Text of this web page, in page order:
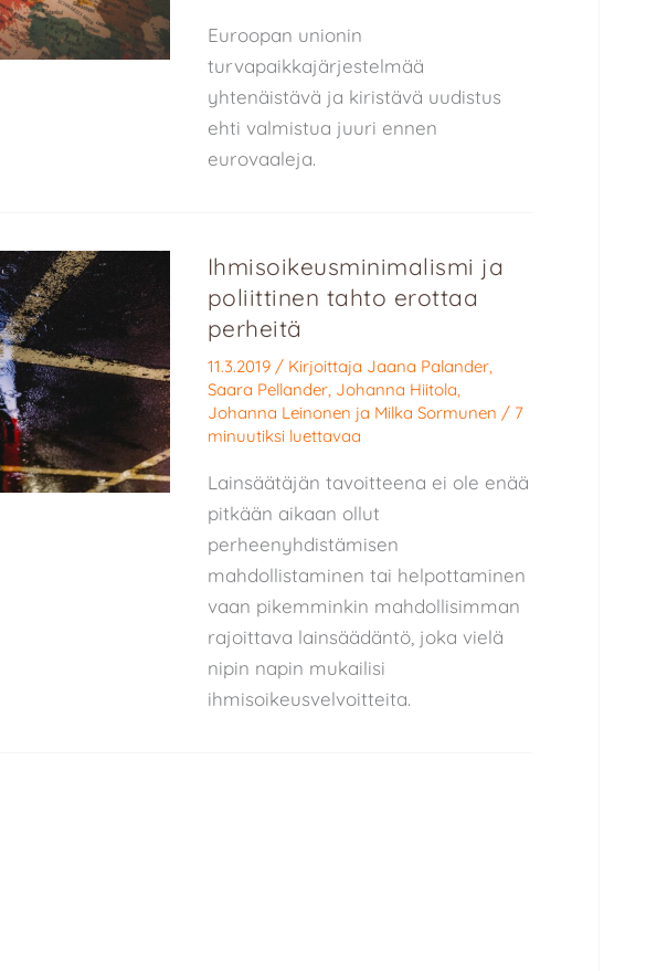
Euroopan unionin
turvapaikkajärjestelmää
yhtenäistävä ja kiristävä uudistus
ehti valmistua juuri ennen
eurovaaleja.
Ihmisoikeusminimalismi ja
poliittinen tahto erottaa
perheitä
11.3.2019 / Kirjoittaja Jaana Palander,
Saara Pellander, Johanna Hiitola,
Johanna Leinonen ja Milka Sormunen / 7
minuutiksi luettavaa
Lainsäätäjän tavoitteena ei ole enää
pitkään aikaan ollut
perheenyhdistämisen
mahdollistaminen tai helpottaminen
vaan pikemminkin mahdollisimman
rajoittava lainsäädäntö, joka vielä
nipin napin mukailisi
ihmisoikeusvelvoitteita.